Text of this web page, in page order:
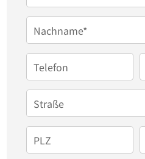
In den
die üblichen
Reinigung der
Allgemeinstrom bereits
nach Verbrauch ab
Nachname*
Telefon
Straße
PLZ